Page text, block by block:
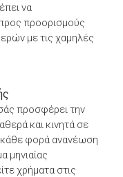
να
προορισμούς
με τις χαμηλές
προσφέρει την
και κινητά σε
κάθε φορά ανανέωση
μηνιαίας
χρήματα στις